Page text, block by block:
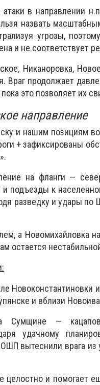
в направлении
назвать
угрозы,
и не соответствует
Никаноровка,
Враг продолжает
это позволяет их
направление
и нашим позициям
+ зафиксированы
на фланги —
подъезды к
разведку и удары по
а Новомихайловка
остается
Новоконстантиновки
и вблизи
Сумщине —
удачному
вытеснили врага из
целостно и помогает